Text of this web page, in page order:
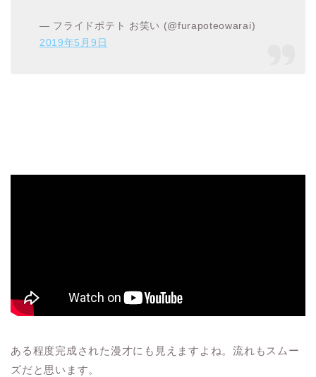
— フライドポテト お笑い (@furapoteowarai)
2019年5月9日
ある程度完成された漫才にも見えますよね。流れもスムー
ズだと思います。